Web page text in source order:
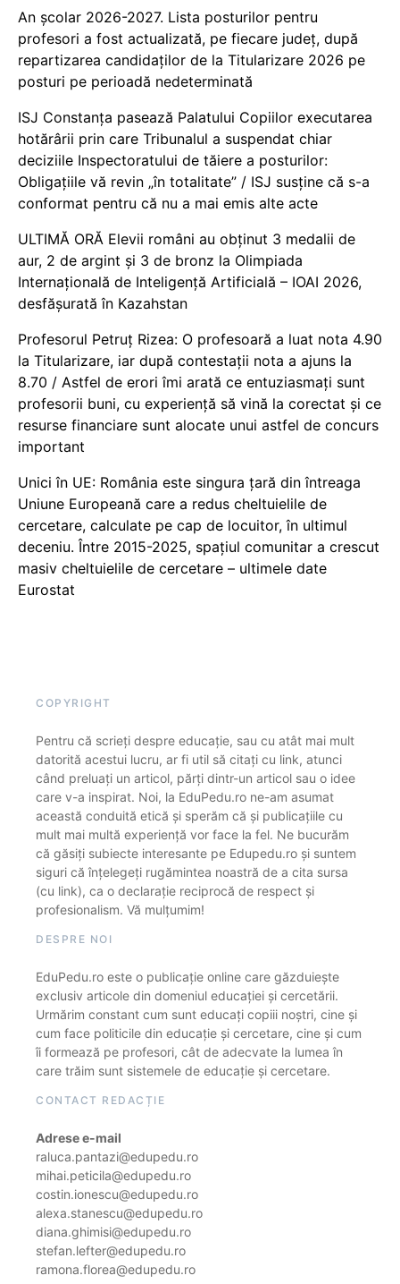
An școlar 2026-2027. Lista posturilor pentru
profesori a fost actualizată, pe fiecare județ, după
repartizarea candidaților de la Titularizare 2026 pe
posturi pe perioadă nedeterminată
ISJ Constanța pasează Palatului Copiilor executarea
hotărârii prin care Tribunalul a suspendat chiar
deciziile Inspectoratului de tăiere a posturilor:
Obligațiile vă revin „în totalitate” / ISJ susține că s-a
conformat pentru că nu a mai emis alte acte
ULTIMĂ ORĂ Elevii români au obținut 3 medalii de
aur, 2 de argint și 3 de bronz la Olimpiada
Internațională de Inteligență Artificială – IOAI 2026,
desfășurată în Kazahstan
Profesorul Petruț Rizea: O profesoară a luat nota 4.90
la Titularizare, iar după contestații nota a ajuns la
8.70 / Astfel de erori îmi arată ce entuziasmați sunt
profesorii buni, cu experiență să vină la corectat și ce
resurse financiare sunt alocate unui astfel de concurs
important
Unici în UE: România este singura țară din întreaga
Uniune Europeană care a redus cheltuielile de
cercetare, calculate pe cap de locuitor, în ultimul
deceniu. Între 2015-2025, spațiul comunitar a crescut
masiv cheltuielile de cercetare – ultimele date
Eurostat
COPYRIGHT
Pentru că scrieți despre educație, sau cu atât mai mult
datorită acestui lucru, ar fi util să citați cu link, atunci
când preluați un articol, părți dintr-un articol sau o idee
care v-a inspirat. Noi, la EduPedu.ro ne-am asumat
această conduită etică și sperăm că și publicațiile cu
mult mai multă experiență vor face la fel. Ne bucurăm
că găsiți subiecte interesante pe Edupedu.ro și suntem
siguri că înțelegeți rugămintea noastră de a cita sursa
(cu link), ca o declarație reciprocă de respect și
profesionalism. Vă mulțumim!
DESPRE NOI
EduPedu.ro este o publicație online care găzduiește
exclusiv articole din domeniul educației și cercetării.
Urmărim constant cum sunt educați copiii noștri, cine și
cum face politicile din educație și cercetare, cine și cum
îi formează pe profesori, cât de adecvate la lumea în
care trăim sunt sistemele de educație și cercetare.
CONTACT REDACȚIE
Adrese e-mail
raluca.pantazi@edupedu.ro
mihai.peticila@edupedu.ro
costin.ionescu@edupedu.ro
alexa.stanescu@edupedu.ro
diana.ghimisi@edupedu.ro
stefan.lefter@edupedu.ro
ramona.florea@edupedu.ro